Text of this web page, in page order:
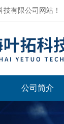
有限公司网站！
公司简介